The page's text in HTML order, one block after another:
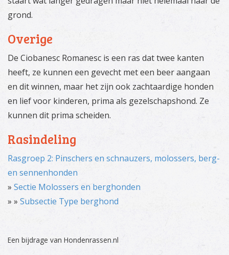
grond.
Overige
De Ciobanesc Romanesc is een ras dat twee kanten
heeft, ze kunnen een gevecht met een beer aangaan
en dit winnen, maar het zijn ook zachtaardige honden
en lief voor kinderen, prima als gezelschapshond. Ze
kunnen dit prima scheiden.
Rasindeling
Rasgroep 2: Pinschers en schnauzers, molossers, berg-
en sennenhonden
» Sectie Molossers en berghonden
» » Subsectie Type berghond
Een bijdrage van Hondenrassen.nl